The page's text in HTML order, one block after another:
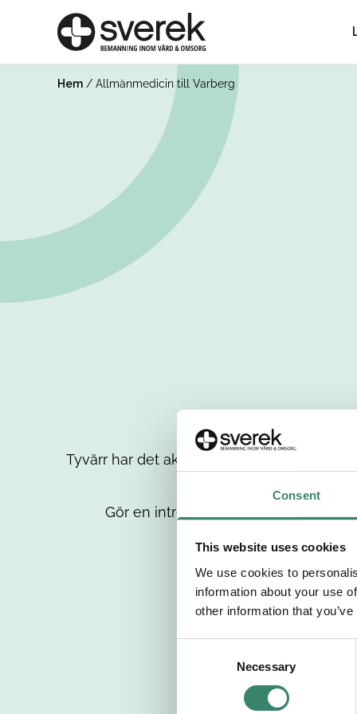
Consent
This website uses cookies
We use cookies to
information about your use
other information that
Necessary
Hem / Allmänmedicin till Varberg
Tyvärr har det aktuella jobbet tagits bort
Gör en intresseanmälan så